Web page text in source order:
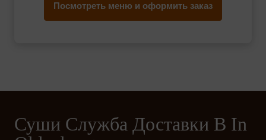
Посмотреть меню и оформить заказ
Суши Служба Доставки В In